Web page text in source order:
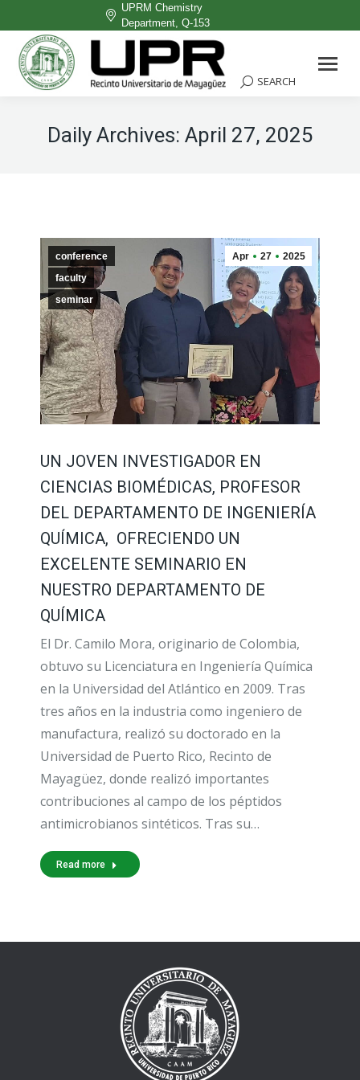
UPRM Chemistry
Department, Q-153
Facebook
page
new
Search:
SEARCH
Daily Archives: April 27, 2025
Apr 27 2025
conference
faculty
seminar
UN JOVEN INVESTIGADOR EN
CIENCIAS BIOMÉDICAS, PROFESOR
DEL DEPARTAMENTO DE INGENIERÍA
QUÍMICA, OFRECIENDO UN
EXCELENTE SEMINARIO EN
NUESTRO DEPARTAMENTO DE
QUÍMICA
El Dr. Camilo Mora, originario de Colombia,
obtuvo su Licenciatura en Ingeniería Química
en la Universidad del Atlántico en 2009. Tras
tres años en la industria como ingeniero de
manufactura, realizó su doctorado en la
Universidad de Puerto Rico, Recinto de
Mayagüez, donde realizó importantes
contribuciones al campo de los péptidos
antimicrobianos sintéticos. Tras su…
Read more